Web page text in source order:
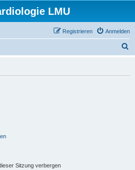
LMU
Anmelden
Registrieren
Sitzung verbergen